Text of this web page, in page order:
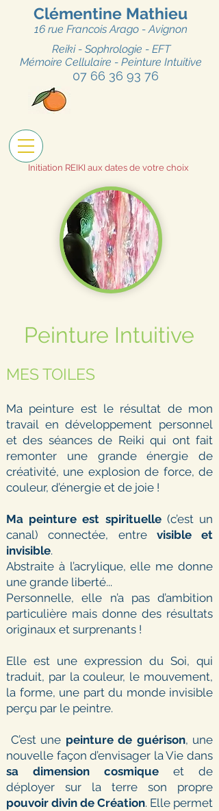
Clémentine Mathieu
Reiki - Sophrologie - EFT
Mémoire Cellulaire - Peinture Intuitive
07 66 36 93 76
16 rue Francois Arago - Avignon
Initiation REIKI aux dates de votre choix
Peinture Intuitive
MES TOILES
Ma peinture est le résultat de mon
travail en développement personnel
et des séances de Reiki qui ont fait
remonter une grande énergie de
créativité, une explosion de force, de
couleur, d’énergie et de joie !
Ma peinture est spirituelle(c’est un
canal) connectée, entre visible et
invisible.
Abstraite à l’acrylique, elle me donne
une grande liberté...
Personnelle, elle n’a pas d’ambition
particulière mais donne des résultats
originaux et surprenants !
Elle est une expression du Soi, qui
traduit, par la couleur, le mouvement,
la forme, une part du monde invisible
perçu par le peintre.
C’est une peinture de guérison, une
nouvelle façon d’envisager la Vie dans
sa dimension cosmique et de
déployer sur la terre son propre
pouvoir divin de Création. Elle permet